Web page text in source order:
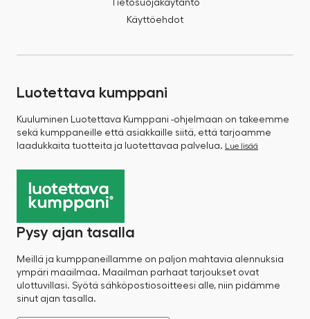
Tietosuojakäytäntö
Käyttöehdot
Luotettava kumppani
Kuuluminen Luotettava Kumppani -ohjelmaan on takeemme
sekä kumppaneille että asiakkaille siitä, että tarjoamme
laadukkaita tuotteita ja luotettavaa palvelua. Lue lisää
Pysy ajan tasalla
Meillä ja kumppaneillamme on paljon mahtavia alennuksia
ympäri maailmaa. Maailman parhaat tarjoukset ovat
ulottuvillasi. Syötä sähköpostiosoitteesi alle, niin pidämme
sinut ajan tasalla.